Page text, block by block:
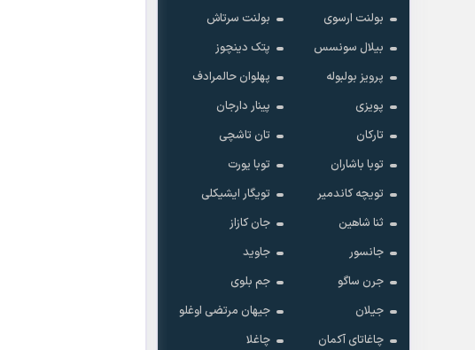
بولنت ارسوی
بولنت سرتاش
بیلال سونسس
پتک دینچوز
پرویز بولبوله
پهلوان حالمرادف
پویزی
پینار دارجان
تارکان
تان تاشچی
توبا باشاران
توبا یورت
تویچه کاندمیر
تویگار ایشیکلی
ثنا شاهین
جان کازاز
جانسور
جاوید
جرن ساگو
جم بلوی
جیلان
جیهان مرتضی اوغلو
چاغاتای آکمان
چاغلا